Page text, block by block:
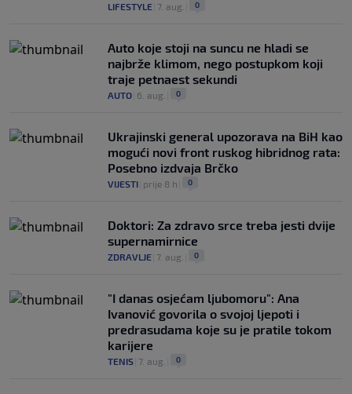
LIFESTYLE 7. aug. 0
Auto koje stoji na suncu ne hladi se
najbrže klimom, nego postupkom koji
traje petnaest sekundi
AUTO 6. aug. 0
Ukrajinski general upozorava na BiH kao
mogući novi front ruskog hibridnog rata:
Posebno izdvaja Brčko
VIJESTI prije 8 h 0
Doktori: Za zdravo srce treba jesti dvije
supernamirnice
ZDRAVLJE 7. aug. 0
"I danas osjećam ljubomoru": Ana
Ivanović govorila o svojoj ljepoti i
predrasudama koje su je pratile tokom
karijere
TENIS 7. aug. 0